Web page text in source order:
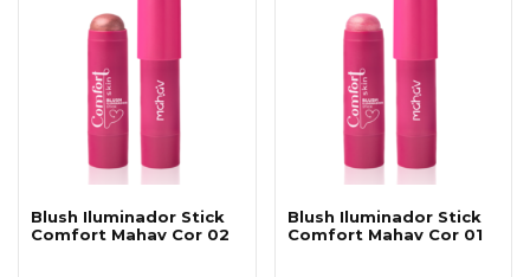
Blush Iluminador Stick
Comfort Mahav Cor 02
Blush Iluminador Stick
Comfort Mahav Cor 01